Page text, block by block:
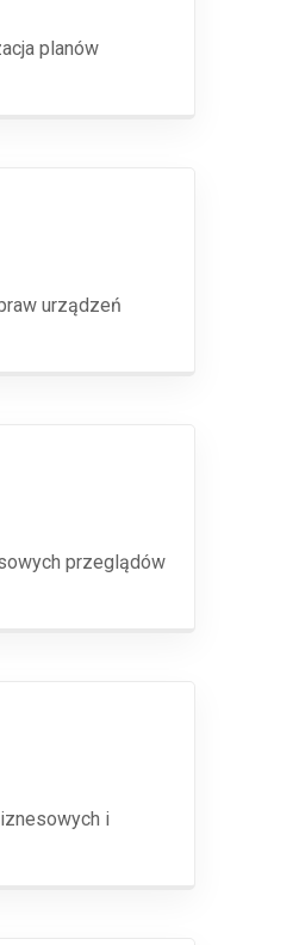
planów
urządzeń
przeglądów
i